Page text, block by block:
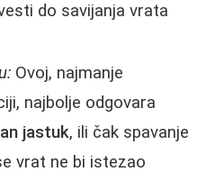
do savijanja vrata
Ovoj, najmanje
najbolje odgovara
jastuk, ili čak spavanje
vrat ne bi istezao